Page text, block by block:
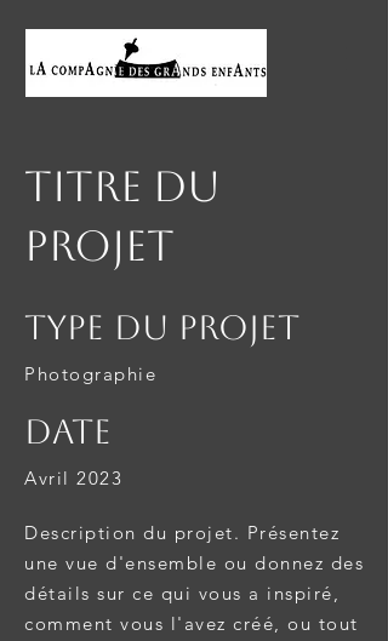
Titre du
projet
Type du projet
Photographie
Date
Avril 2023
Description du projet. Présentez
une vue d'ensemble ou donnez des
détails sur ce qui vous a inspiré,
comment vous l'avez créé, ou tout